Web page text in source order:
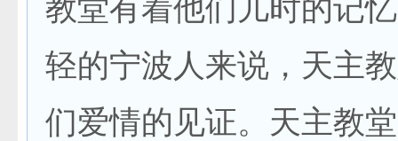
教堂有着他们儿时的记
轻的宁波人来说，天主
们爱情的见证。天主教